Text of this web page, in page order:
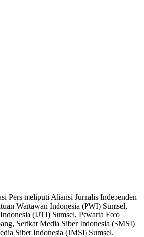
Pers meliputi Aliansi Jurnalis Independen
Wartawan Indonesia (PWI) Sumsel,
(IJTI) Sumsel, Pewarta Foto
Serikat Media Siber Indonesia (SMSI)
Siber Indonesia (JMSI) Sumsel.